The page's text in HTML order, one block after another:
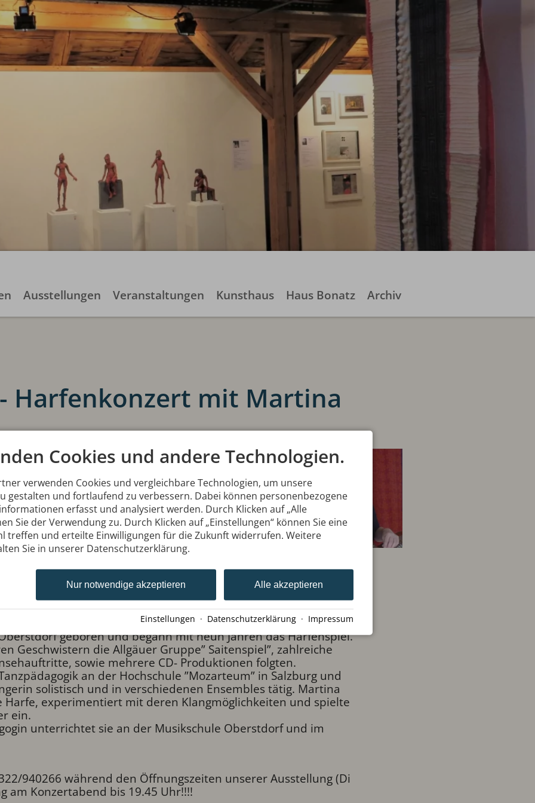
Ausstellungen Veranstaltungen Kunsthaus Haus Bonatz Archiv
Harfenkonzert mit Martina
20 Uhr
und der tollen Resonanz im Januar nun
Konzertes: Martina Noichl
musikalischen Streifzug durch
und bezieht sich in ihrer Auswahl
der aktuellen Ausstellung.
Ausstellung, z.B. Harfenmusik aus
Miniaturen aus Japan und Volksweisen
dabei vom schlichten Volkslied bis zu experimentellen
als „vielsaitiges“ Instrument, dem ruhige, lyrische Klänge
wie feurig-percussive Rhythmen.
geboren und begann mit neun Jahren das Harfenspiel.
Geschwistern die Allgäuer Gruppe” Saitenspiel”, zahlreiche
sowie mehrere CD- Produktionen folgten.
an der Hochschule ”Mozarteum” in Salzburg und
solistisch und in verschiedenen Ensembles tätig. Martina
Harfe, experimentiert mit deren Klangmöglichkeiten und spielte
ein.
unterrichtet sie an der Musikschule Oberstdorf und im
940266 während den Öffnungszeiten unserer Ausstellung (Di
am Konzertabend bis 19.45 Uhr!!!!
Cookies und andere Technologien.
verwenden Cookies und vergleichbare Technologien, um unsere
gestalten und fortlaufend zu verbessern. Dabei können personenbezogene
erfasst und analysiert werden. Durch Klicken auf „Alle
Sie der Verwendung zu. Durch Klicken auf „Einstellungen“ können Sie eine
treffen und erteilte Einwilligungen für die Zukunft widerrufen. Weitere
Sie in unserer Datenschutzerklärung.
Alle akzeptieren
Nur notwendige akzeptieren
Einstellungen · Datenschutzerklärung · Impressum